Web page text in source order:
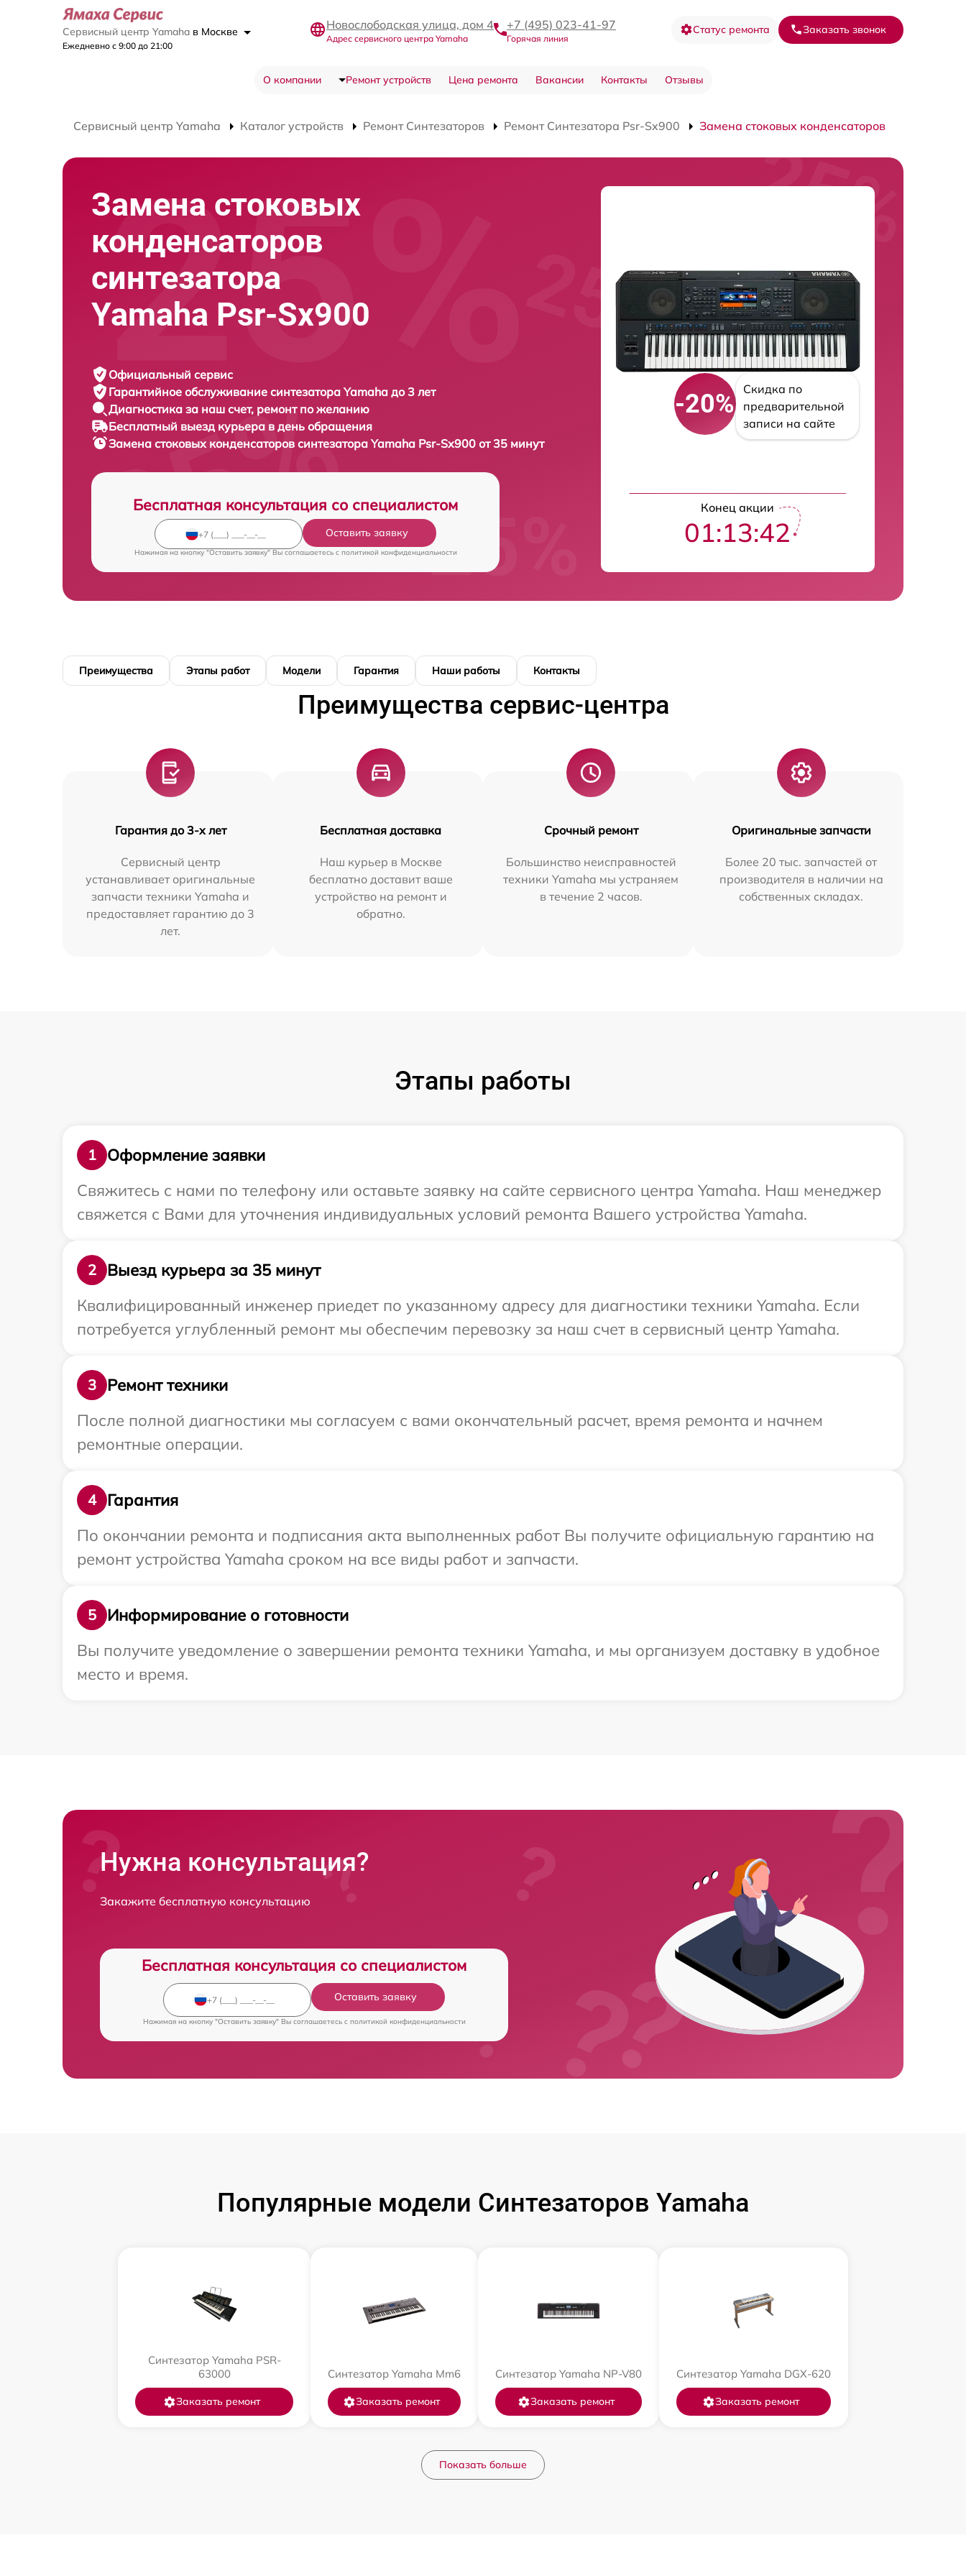
Сервисный центр Yamaha в Москве
Ежедневно с 9:00 до 21:00
Новослободская улица, дом 4
Адрес сервисного центра Yamaha
+7 (495) 023-41-97
Горячая линия
Статус ремонта Заказать звонок
О компании Ремонт устройств Цена ремонта Вакансии Контакты Отзывы
Сервисный центр Yamaha Каталог устройств Ремонт Синтезаторов Ремонт Синтезатора Psr-Sx900 Замена стоковых конденсаторов
Замена стоковых
конденсаторов
синтезатора
Yamaha Psr-Sx900
Официальный сервис
Гарантийное обслуживание синтезатора Yamaha до 3 лет
Диагностика за наш счет, ремонт по желанию
Бесплатный выезд курьера в день обращения
Замена стоковых конденсаторов синтезатораYamaha Psr-Sx900 от 35 минут
Бесплатная консультация со специалистом
Оставить заявку
Нажимая на кнопку "Оставить заявку" Вы соглашаетесь c политикой конфиденциальности
-20%
Скидка по
предварительной
записи на сайте
Конец акции
01:13:41
Преимущества Этапы работ Модели Гарантия Наши работы Контакты
Преимущества сервис-центра
Гарантия до 3-х лет
Сервисный центр
устанавливает оригинальные
запчасти техники Yamaha и
предоставляет гарантию до 3
лет.
Бесплатная доставка
Наш курьер в Москве
бесплатно доставит ваше
устройство на ремонт и
обратно.
Срочный ремонт
Большинство неисправностей
техники Yamaha мы устраняем
в течение 2 часов.
Оригинальные запчасти
Более 20 тыс. запчастей от
производителя в наличии на
собственных складах.
Этапы работы
1
Оформление заявки
Свяжитесь с нами по телефону или оставьте заявку на сайте сервисного центра Yamaha. Наш менеджер
свяжется с Вами для уточнения индивидуальных условий ремонта Вашего устройства Yamaha.
2
Выезд курьера за 35 минут
Квалифицированный инженер приедет по указанному адресу для диагностики техники Yamaha. Если
потребуется углубленный ремонт мы обеспечим перевозку за наш счет в сервисный центр Yamaha.
3
Ремонт техники
После полной диагностики мы согласуем с вами окончательный расчет, время ремонта и начнем
ремонтные операции.
4
Гарантия
По окончании ремонта и подписания акта выполненных работ Вы получите официальную гарантию на
ремонт устройства Yamaha сроком на все виды работ и запчасти.
5
Информирование о готовности
Вы получите уведомление о завершении ремонта техники Yamaha, и мы организуем доставку в удобное
место и время.
Нужна консультация?
Закажите бесплатную консультацию
Бесплатная консультация со специалистом
Оставить заявку
Нажимая на кнопку "Оставить заявку" Вы соглашаетесь c политикой конфиденциальности
Популярные модели Синтезаторов Yamaha
Синтезатор Yamaha PSR-
63000
Заказать ремонт
Синтезатор Yamaha Mm6
Заказать ремонт
Синтезатор Yamaha NP-V80
Заказать ремонт
Синтезатор Yamaha DGX-620
Заказать ремонт
Показать больше